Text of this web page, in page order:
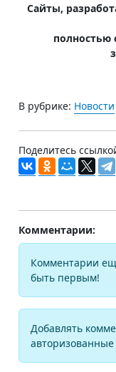
Сайты,
полностью
В рубрике: Новости
Поделитесь
Комментарии:
Комментарии
быть первым!
Добавлять
авторизованные